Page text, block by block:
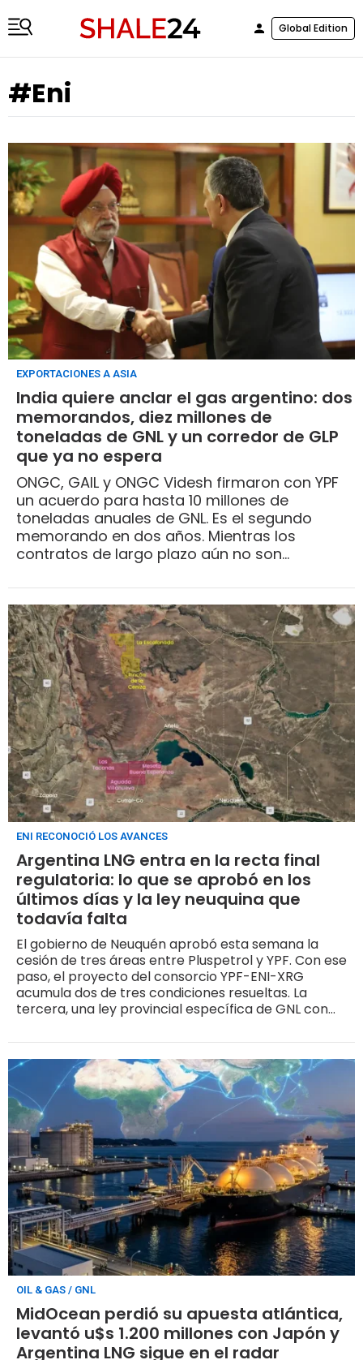
Global Edition
#Eni
EXPORTACIONES A ASIA
India quiere anclar el gas argentino: dos
memorandos, diez millones de
toneladas de GNL y un corredor de GLP
que ya no espera
ONGC, GAIL y ONGC Videsh firmaron con YPF
un acuerdo para hasta 10 millones de
toneladas anuales de GNL. Es el segundo
memorando en dos años. Mientras los
contratos de largo plazo aún no son
volúmenes en el primer trimestre de 2026
ENI RECONOCIÓ LOS AVANCES
Argentina LNG entra en la recta final
regulatoria: lo que se aprobó en los
últimos días y la ley neuquina que
todavía falta
El gobierno de Neuquén aprobó esta semana la
cesión de tres áreas entre Pluspetrol y YPF. Con ese
paso, el proyecto del consorcio YPF-ENI-XRG
acumula dos de tres condiciones resueltas. La
tercera, una ley provincial específica de GNL con
negociación bilateral entre la Casa de Gobierno
neuquina y la petrolera de bandera
OIL & GAS / GNL
MidOcean perdió su apuesta atlántica,
levantó u$s 1.200 millones con Japón y
Argentina LNG sigue en el radar